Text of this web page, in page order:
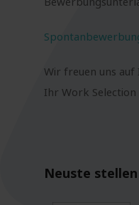
Wir freuen uns
Ihr Work Selection
Neuste stellen